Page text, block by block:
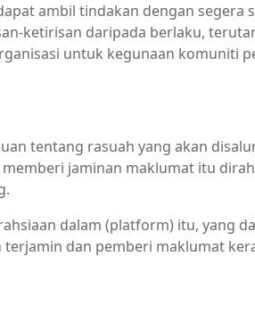
ambil tindakan dengan segera
ketirisan daripada berlaku,
untuk kegunaan komuniti
tentang rasuah yang akan
jaminan maklumat itu
dalam (platform) itu, yang
dan pemberi maklumat